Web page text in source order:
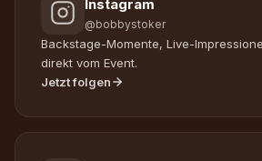
Instagram
@bobbystoker
Backstage-Momente, Live-
direkt vom Event.
Jetzt folgen